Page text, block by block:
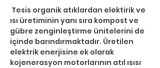
ısı üretiminin yanı sıra kompost ve
gübre zenginleştirme ünitelerini de
içinde barındırmaktadır. Üretilen
elektrik enerjisine ek olarak
kojenerasyon motorlarının atıl ısısı